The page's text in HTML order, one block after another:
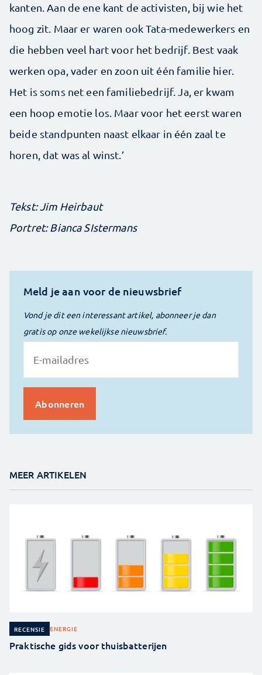
kanten. Aan de ene kant de activisten, bij wie het
hoog zit. Maar er waren ook Tata-medewerkers en
die hebben veel hart voor het bedrijf. Best vaak
werken opa, vader en zoon uit één familie hier.
Het is soms net een familiebedrijf. Ja, er kwam
een hoop emotie los. Maar voor het eerst waren
beide standpunten naast elkaar in één zaal te
horen, dat was al winst.’
Tekst: Jim Heirbaut
Portret: Bianca SIstermans
Meld je aan voor de nieuwsbrief
Vond je dit een interessant artikel, abonneer je dan
gratis op onze wekelijkse nieuwsbrief.
MEER ARTIKELEN
RECENSIE ENERGIE
Praktische gids voor thuisbatterijen